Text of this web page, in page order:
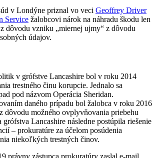
v Londýne priznal vo veci Geoffrey Driver
Service žalobcovi nárok na náhradu škodu len
dôvodu vzniku „miernej ujmy“ z dôvodu
údajov.
v grófstve Lancashire bol v roku 2014
trestného činu korupcie. Jednalo sa
pod názvom Operácia Sheridan.
daného prípadu bol žalobca v roku 2016
dôvodu možného ovplyvňovania priebehu
Lancashire následne postúpila riešenie
– prokuratúre za účelom posúdenia
niekoľkých trestných činov.
právny zástupca prokuratúry zaslal e-mail